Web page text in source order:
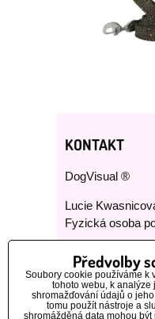
KONTAKT
DogVisual ®
Lucie
Fyzická osoba
E-mail:
dog-
Telefon:+420
Sledujte nás
Předvolby
Soubory cookie používáme k
tohoto webu, k analýze
shromažďování údajů o
tomu použít nástroje a
shromážděná data mohou